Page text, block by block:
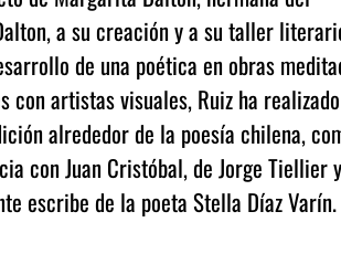
a su creación y a su taller
de una poética en obras
con artistas visuales, Ruiz ha
alrededor de la poesía chilena,
con Juan Cristóbal, de Jorge Tiellier
escribe de la poeta Stella Díaz Varín.